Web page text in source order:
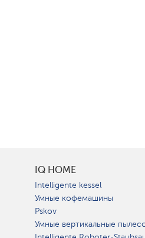
IQ HOME
Intelligente kessel
Умные кофемашины
Pskov
Умные вертикальные